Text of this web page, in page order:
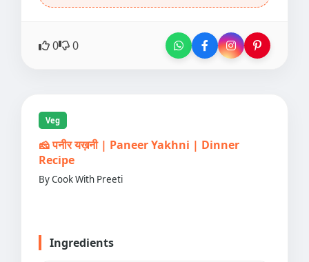
0 0
Veg
🧀 पनीर यख़नी | Paneer Yakhni | Dinner
Recipe
By Cook With Preeti
Ingredients